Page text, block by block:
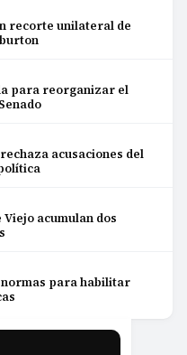
recorte unilateral de
para reorganizar el
acusaciones del
Viejo acumulan dos
normas para habilitar